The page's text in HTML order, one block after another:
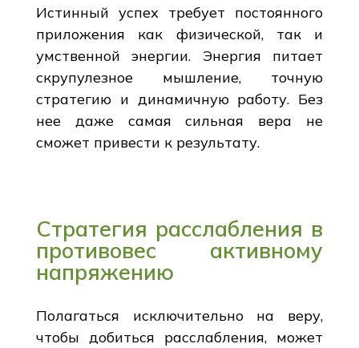
Истинный успех требует постоянного
приложения как физической, так и
умственной энергии. Энергия питает
скрупулезное мышление, точную
стратегию и динамичную работу. Без
нее даже самая сильная вера не
сможет привести к результату.
Стратегия расслабления в
противовес активному
напряжению
Полагаться исключительно на веру,
чтобы добиться расслабления, может